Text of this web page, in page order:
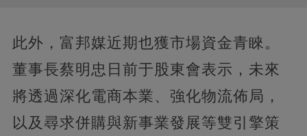
此外，富邦媒近期也獲市場資金青睞。
董事長蔡明忠日前于股東會表示，未來
將透過深化電商本業、強化物流佈局，
以及尋求併購與新事業發展等雙引擎策